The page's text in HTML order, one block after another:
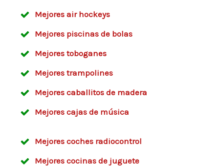
Mejores air hockeys
Mejores piscinas de bolas
Mejores toboganes
Mejores trampolines
Mejores caballitos de madera
Mejores cajas de música
Mejores coches radiocontrol
Mejores cocinas de juguete